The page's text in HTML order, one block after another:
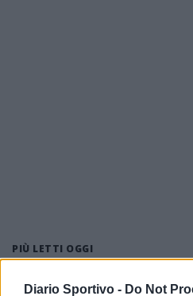
Diario Sportivo - Do Not
PIÙ LETTI OGGI